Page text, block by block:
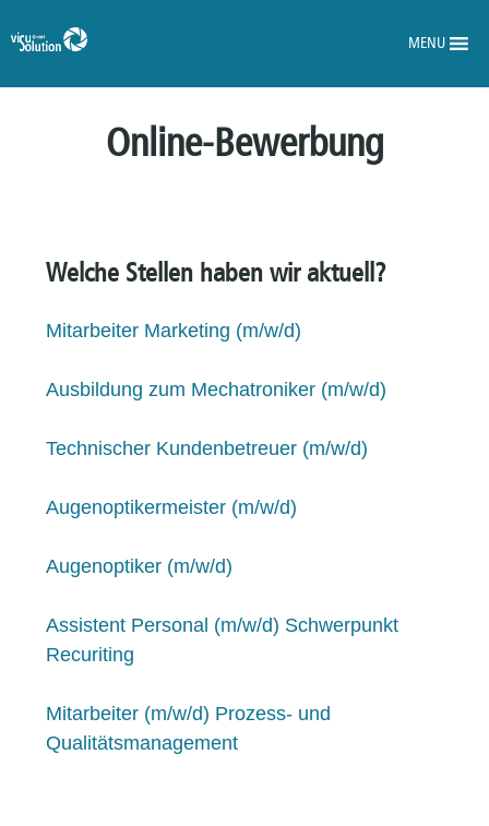
MENU
Online-Bewerbung
Welche Stellen haben wir aktuell?
Mitarbeiter Marketing (m/w/d)
Ausbildung zum Mechatroniker (m/w/d)
Technischer Kundenbetreuer (m/w/d)
Augenoptikermeister (m/w/d)
Augenoptiker (m/w/d)
Assistent Personal (m/w/d) Schwerpunkt
Recuriting
Mitarbeiter (m/w/d) Prozess- und
Qualitätsmanagement